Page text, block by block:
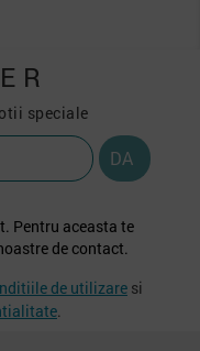
speciale
Pentru aceasta te
de contact.
de utilizare si
.